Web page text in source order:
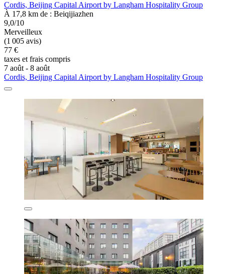
Cordis, Beijing Capital Airport by Langham Hospitality Group
À 17,8 km de : Beiqijiazhen
9,0/10
Merveilleux
(1 005 avis)
77 €
taxes et frais compris
7 août - 8 août
Cordis, Beijing Capital Airport by Langham Hospitality Group